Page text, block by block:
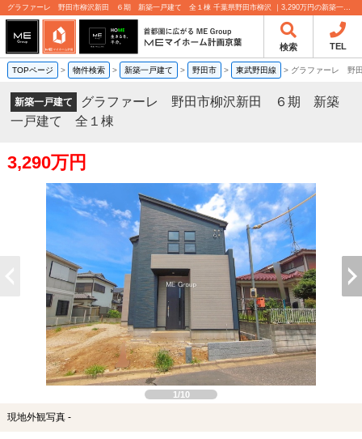
グラファーレ 野田市柳沢新田 ６期 新築一戸建て 全１棟 千葉県野田市柳沢 ｜3,290万円の新築一戸建て｜分譲住宅や新築物件｜MEマイホーム計画京葉株式会社
検索 TEL
TOPページ > 物件検索 > 新築一戸建て > 野田市 > 東武野田線 > グラファーレ 野
新築一戸建て
グラファーレ 野田市柳沢新田 ６期 新築
一戸建て 全１棟
3,290万円
1/10
現地外観写真 -